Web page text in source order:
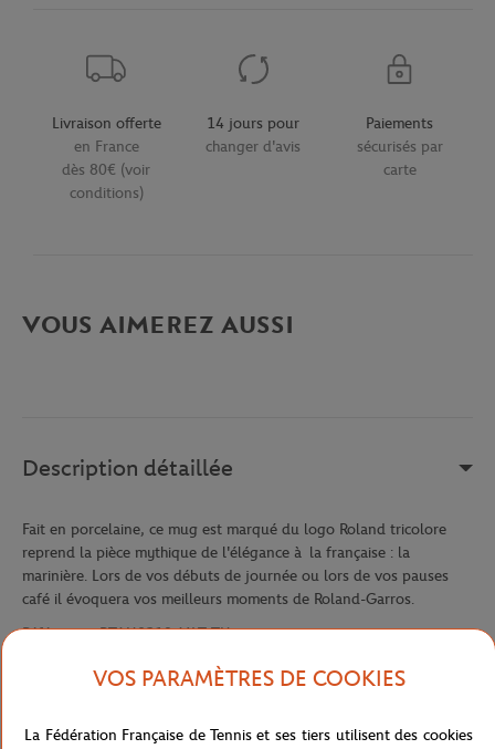
Livraison offerte
en France
dès 80€ (voir
conditions)
14 jours pour
changer d'avis
Paiements
sécurisés par
carte
VOUS AIMEREZ AUSSI
Description détaillée
Fait en porcelaine, ce mug est marqué du logo Roland tricolore
reprend la pièce mythique de l'élégance à la française : la
marinière. Lors de vos débuts de journée ou lors de vos pauses
café il évoquera vos meilleurs moments de Roland-Garros.
Référence :RTAU0219-MLT-TU
Caractéristiques
VOS PARAMÈTRES DE COOKIES
La Fédération Française de Tennis et ses tiers utilisent des cookies